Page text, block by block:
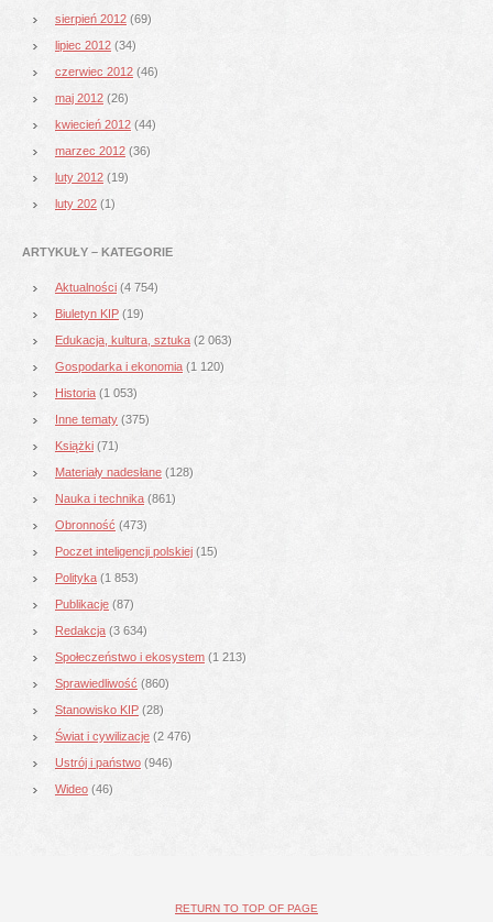
sierpień 2012 (69)
lipiec 2012 (34)
czerwiec 2012 (46)
maj 2012 (26)
kwiecień 2012 (44)
marzec 2012 (36)
luty 2012 (19)
luty 202 (1)
ARTYKUŁY – KATEGORIE
Aktualności (4 754)
Biuletyn KIP (19)
Edukacja, kultura, sztuka (2 063)
Gospodarka i ekonomia (1 120)
Historia (1 053)
Inne tematy (375)
Książki (71)
Materiały nadesłane (128)
Nauka i technika (861)
Obronność (473)
Poczet inteligencji polskiej (15)
Polityka (1 853)
Publikacje (87)
Redakcja (3 634)
Społeczeństwo i ekosystem (1 213)
Sprawiedliwość (860)
Stanowisko KIP (28)
Świat i cywilizacje (2 476)
Ustrój i państwo (946)
Wideo (46)
RETURN TO TOP OF PAGE